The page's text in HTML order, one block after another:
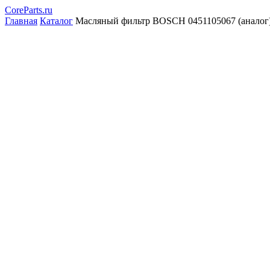
CoreParts.ru
Главная Каталог Масляный фильтр BOSCH 0451105067